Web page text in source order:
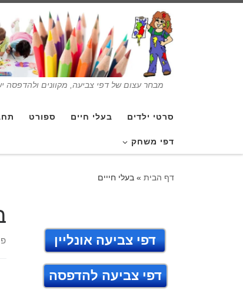
מבחר עצום של דפי צביעה, מקוונים ולהדפסה
סרטי ילדים בעלי חיים ספורט
דפי משחק
דף הבית » בעלי חייים
דפי צביעה אונליין
דפי צביעה להדפסה